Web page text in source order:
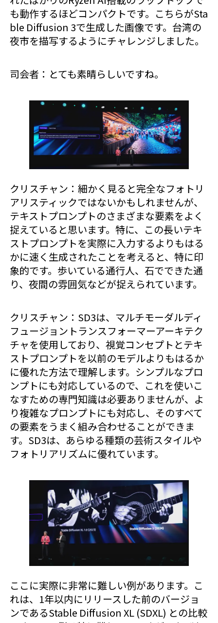
も動作するほどコンパクトです。こちらがSta
ble Diffusion 3で生成した画像です。台湾の
夜市を描写するようにチャレンジしました。
司会者：とても素晴らしいですね。
クリスチャン：細かく見ると完全なフォトリ
アリスティックではないかもしれませんが、
テキストプロンプトのさまざまな要素をよく
捉えていると思います。特に、この長いテキ
ストプロンプトを実際に入力するよりもはる
かに速く生成されたことを考えると、特に印
象的です。歩いている通行人、石でできた通
り、夜間の雰囲気などが捉えられています。
クリスチャン：SD3は、マルチモーダルディ
フュージョントランスフォーマーアーキテク
チャを使用しており、視覚コンセプトとテキ
ストプロンプトを以前のモデルよりもはるか
に優れた方法で理解します。シンプルなプロ
ンプトにも対応しているので、これを使いこ
なすための専門知識は必要ありませんが、よ
り複雑なプロンプトにも対応し、そのすべて
の要素をうまく組み合わせることができま
す。SD3は、あらゆる種類の芸術スタイルや
フォトリアリズムに優れています。
ここに実際に非常に難しい例があります。こ
れは、1年以内にリリースした前のバージョ
ンであるStable Diffusion XL (SDXL) との比較